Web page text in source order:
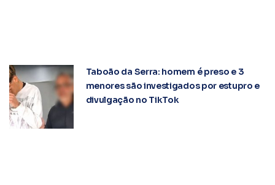
Taboão da Serra: homem é preso e 3
menores são investigados por estupro e
divulgação no TikTok